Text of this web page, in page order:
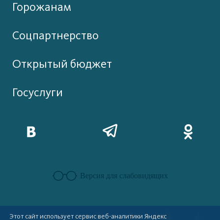
Горожанам
Соцпартнерство
Открытый бюджет
Госуслуги
Версия для слабовидящих
Этот сайт использует сервис веб-аналитики Яндекс